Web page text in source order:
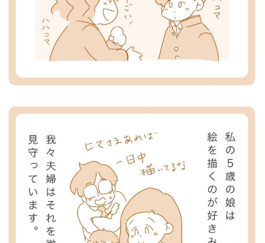
サイトのご利⽤にあたって
個⼈情報について
お問い合わせ